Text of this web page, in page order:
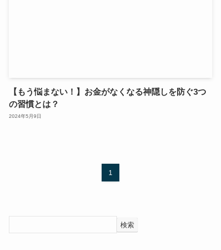
【もう悩まない！】お金がなくなる神隠しを防ぐ3つ
の習慣とは？
2024年5月9日
1
検索